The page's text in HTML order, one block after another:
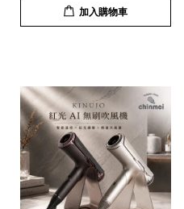
加入購物車